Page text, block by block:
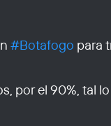
#Botafogo para
por el 90%, tal